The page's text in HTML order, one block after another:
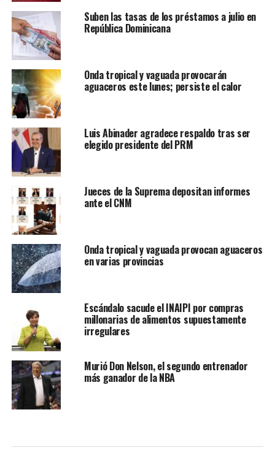
Suben las tasas de los préstamos a julio en
República Dominicana
Onda tropical y vaguada provocarán
aguaceros este lunes; persiste el calor
Luis Abinader agradece respaldo tras ser
elegido presidente del PRM
Jueces de la Suprema depositan informes
ante el CNM
Onda tropical y vaguada provocan aguaceros
en varias provincias
Escándalo sacude el INAIPI por compras
millonarias de alimentos supuestamente
irregulares
Murió Don Nelson, el segundo entrenador
más ganador de la NBA